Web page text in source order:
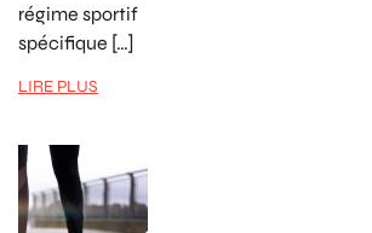
régime sportif
spécifique […]
LIRE PLUS